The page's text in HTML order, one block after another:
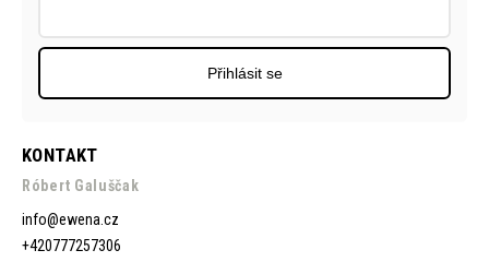
KONTAKT
Róbert Galuščak
info@ewena.cz
+420777257306
Přihlásit se